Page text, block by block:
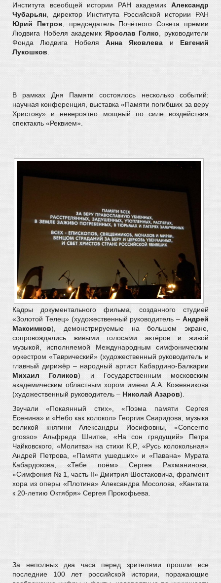
Института всеобщей истории РАН академик Александр
Чубарьян , директор Института Российской истории РАН
Юрий Петров , председатель Почётного Совета премии
Людвига Нобеля академик Ярослав Голко , руководители
Фонда Людвига Нобеля Анна Яковлева и Евгений
Лукошков
В рамках Дня Памяти состоялось несколько событий:
научная конференция, выставка «Памяти погибших за веру
Христову» и невероятно мощный по силе воздействия
спектакль «Реквием».
Кадры документального фильма, созданного студией
«Золотой Телец» (художественный руководитель – Андрей
Максимков), демонстрируемые на большом экране,
сопровождались живыми голосами актёров и живой
музыкой, исполняемой Международным симфоническим
оркестром «Таврический» (художественный руководитель и
главный дирижёр – народный артист Кабардино-Балкарии
Михаил Голиков) и Государственным московским
академическим областным хором имени А.А. Кожевникова
(художественный руководитель – Николай Азаров).
Звучали «Покаянный стих», «Поэма памяти Сергея
Есенина» и «Небо как колокол» Георгия Свиридова, музыка
великой княгини Александры Иосифовны, «Сoncerno
grosso» Альфреда Шнитке, «На сон грядущий» Петра
Чайковского, «Молитва» на стихи К.Р., «Русь колокольная»
Андрей Петрова, «Памяти ушедших» и «Павана» Мурата
Кабардокова, «Тебе поём» Сергея Рахманинова,
«Симфония № 1, часть II» Дмитрия Шостаковича, фрагмент
хора из оперы «Плотина» Александра Мосолова, «Кантата
к 20-летию Октября» Сергея Прокофьева.
За неполных два часа перед зрителями прошли все
последние 100 лет российской истории, поражающие